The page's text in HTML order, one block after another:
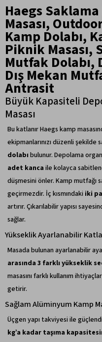
Haegs
Masası,
Kamp Dolabı,
Piknik Masası,
Mutfak
Dış Mekan
Antrasit
Büyük Kapasiteli
Masası
Bu katlanır Haegs kamp
ekipmanlarınızı düzenli şekilde
dolabı bulunur. Depolama
adet kanca ile kolayca
düşmesini önler. Kamp mutfağı
geçirmezdir. İç kısmındaki iki
artırır. Çıkarılabilir yapısı
sağlar.
Yükseklik Ayarlanabilir
Masada bulunan ayarlanabilir
arasında 3 farklı yükseklik
masasını farklı kullanım
getirir.
Sağlam Alüminyum Kamp
Üçgen yapı takviyesi ile
kg’a kadar taşıma